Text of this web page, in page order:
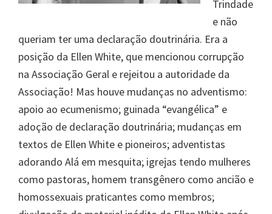
Trindade
e não
queriam ter uma declaração doutrinária. Era a
posição da Ellen White, que mencionou corrupção
na Associação Geral e rejeitou a autoridade da
Associação! Mas houve mudanças no adventismo:
apoio ao ecumenismo; guinada “evangélica” e
adoção de declaração doutrinária; mudanças em
textos de Ellen White e pioneiros; adventistas
adorando Alá em mesquita; igrejas tendo mulheres
como pastoras, homem transgênero como ancião e
homossexuais praticantes como membros;